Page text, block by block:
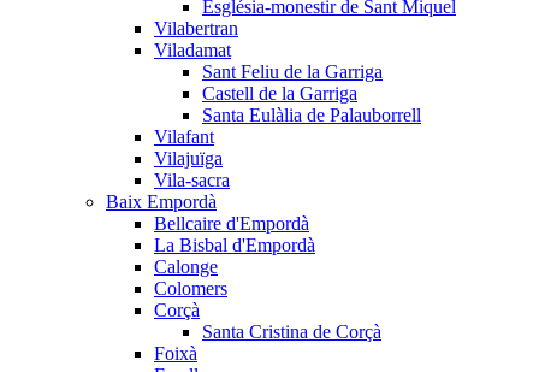
Església-monestir de Sant Miquel
Vilabertran
Viladamat
Sant Feliu de la Garriga
Castell de la Garriga
Santa Eulàlia de Palauborrell
Vilafant
Vilajuïga
Vila-sacra
Baix Empordà
Bellcaire d'Empordà
La Bisbal d'Empordà
Calonge
Colomers
Corçà
Santa Cristina de Corçà
Foixà